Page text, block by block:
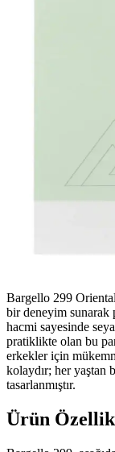
Bargello 299
bir deneyim
hacmi sayesinde
pratiklikte olan bu
erkekler için
kolaydır; her yaştan
tasarlanmıştır.
Ürün